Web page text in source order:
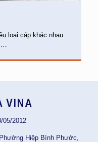
loại cáp khác nhau
VINA
05/2012
Hiệp Bình Phước,